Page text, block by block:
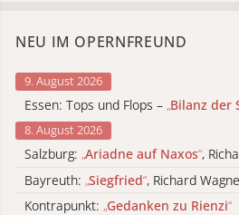
NEU IM OPERNFREUND
9. August 2026
Essen: Tops und Flops – „Bilanz der
8. August 2026
Salzburg: „Ariadne auf Naxos“,
Bayreuth: „Siegfried“, Richard
Kontrapunkt: „Gedanken zu Rienzi“